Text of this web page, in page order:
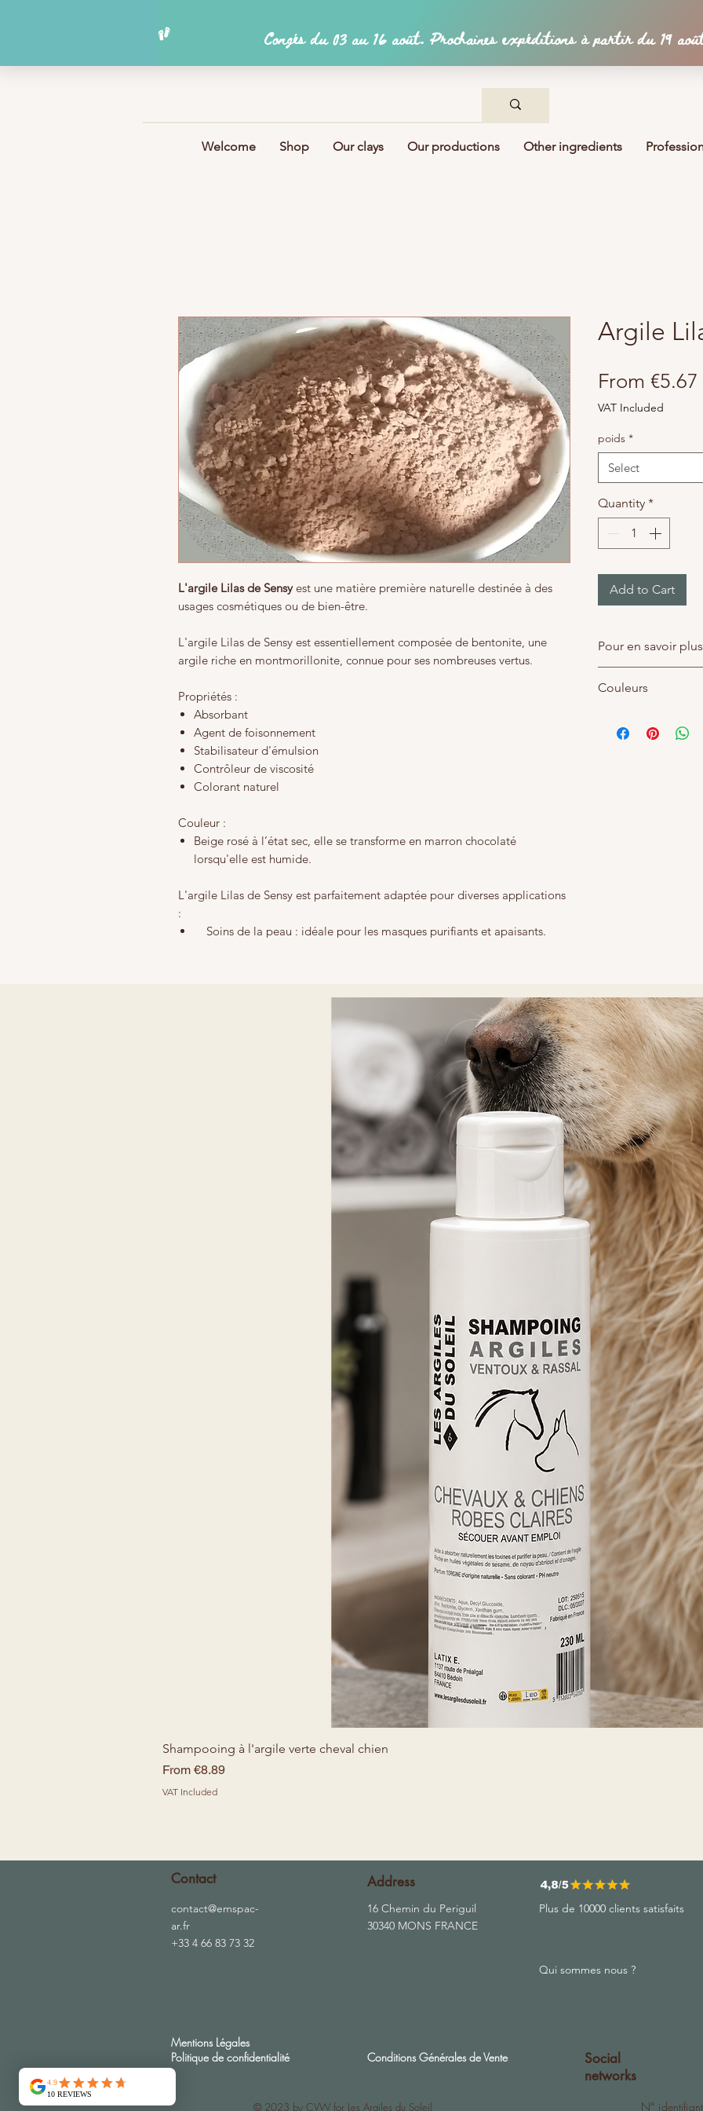
Welcome Shop Our clays Our productions Other ingredients
L'argile Lilas de Sensyest une matière première naturelle destinée à des
usages cosmétiques ou de bien-être.
L'argile Lilas de Sensy est essentiellement composée de bentonite, une
argile riche en montmorillonite, connue pour ses nombreuses vertus.
Propriétés :
Absorbant
Agent de foisonnement
Stabilisateur d'émulsion
Contrôleur de viscosité
Colorant naturel
Couleur :
Beige rosé à l’état sec, elle se transforme en marron chocolaté
lorsqu'elle est humide.
L'argile Lilas de Sensy est parfaitement adaptée pour diverses applications
:
Soins de la peau : idéale pour les masques purifiants et apaisants.
Fabrication de savons : convient notamment pour les savons de
rasage, grâce à sa texture agréable au toucher et ses propriétés
Texture agréable : douce et poudrée, elle sublime vos préparations.
Coloration naturelle : apporte une teinte nude et sophistiquée à vos
L'argile Lilas de Sensy est recommandée pour les savons de rasage, les
soins capillaires pour cheveux gras, et toutes les formulations nécessitant un
contrôle de la viscosité ou une coloration naturelle.
Argile
From €5.67
VAT Included
poids *
Select
Quantity *
Add to Cart
Pour en savoir plus
l'argile
Couleurs
fidèlement nos
Shampooing à l'argile verte cheval chien
From €8.89
Sale Price
VAT Included
Contact
contact@emspac-
ar.fr
+33 4 66 83 73 32
Mentions Légales
Politique de confidentialité
Address
16 Chemin du Periguil
30340 MONS FRANCE
Conditions Générales de Vente
© 2023 by CVW for Les Argiles du Soleil
Plus de 10000 clients satisfaits
Qui sommes nous ?
Social
networks
N°